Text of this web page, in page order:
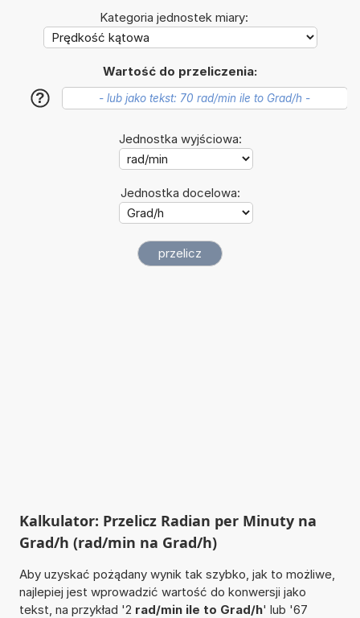
Kategoria jednostek miary:
Wartość do przeliczenia:
?
Jednostka wyjściowa:
Jednostka docelowa:
Kalkulator: Przelicz Radian per Minuty na
Grad/h (rad/min na Grad/h)
Aby uzyskać pożądany wynik tak szybko, jak to możliwe,
najlepiej jest wprowadzić wartość do konwersji jako
tekst, na przykład '2 rad/min ile to Grad/h' lub '67